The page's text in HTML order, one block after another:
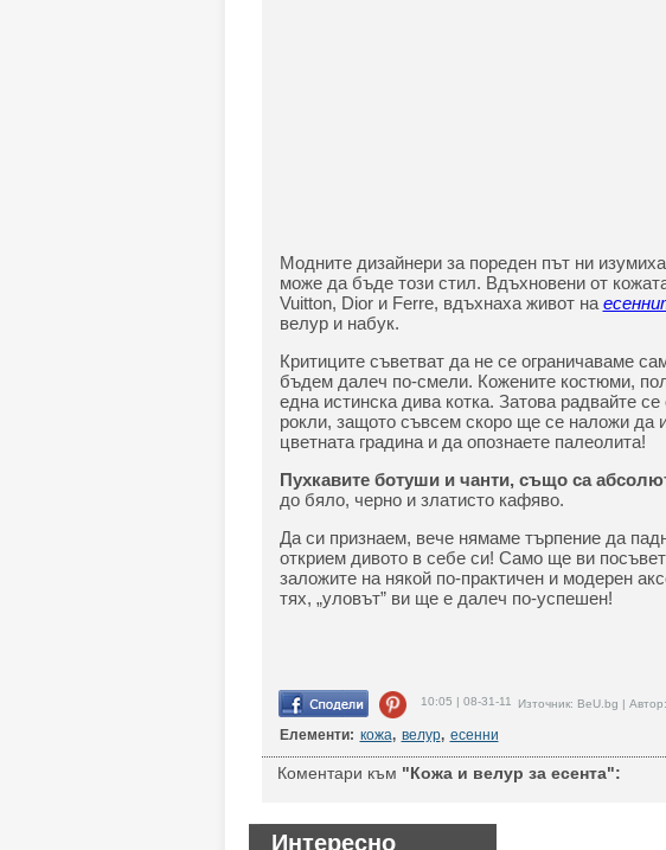
Модните дизайнери за пореден път ни
може да бъде този стил. Вдъхновени от
Vuitton, Dior и Ferre, вдъхнаха живот на
велур и набук.
Критиците съветват да не се ограничаваме
бъдем далеч по-смели. Кожените костюми,
една истинска дива котка. Затова радвайте
рокли, защото съвсем скоро ще се наложи да
цветната градина и да опознаете палеолита!
Пухкавите ботуши и чанти, също са
до бяло, черно и златисто кафяво.
Да си признаем, вече нямаме търпение да
открием дивото в себе си! Само ще ви
заложите на някой по-практичен и модерен
тях, „уловът” ви ще е далеч по-успешен!
10:05 | 08-31-11 Източник: BeU.bg | Автор:
Елементи: кожа, велур, есенни
Коментари към "Кожа и велур за есента":
Интересно